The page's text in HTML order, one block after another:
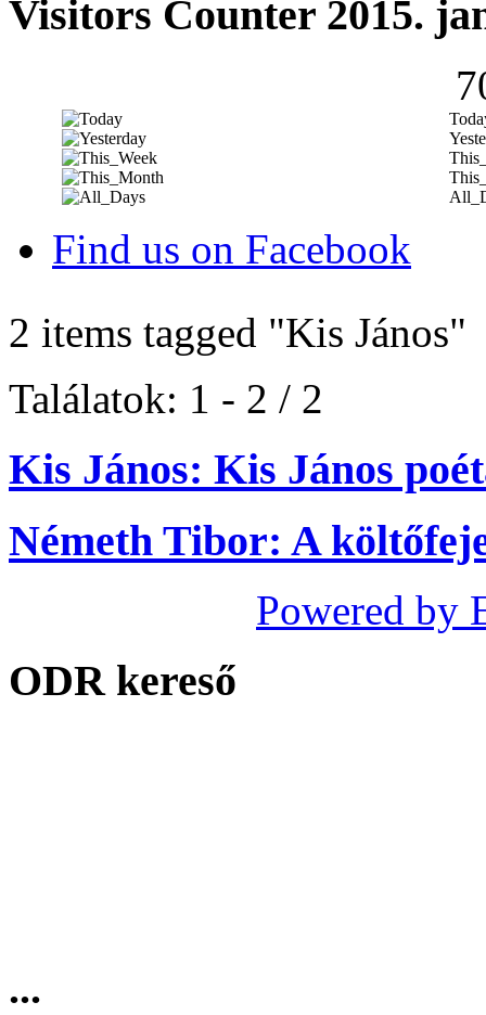
Visitors Counter 2015.
Find us on Facebook
2 items tagged "Kis János"
Találatok: 1 - 2 / 2
Kis János: Kis János
Németh Tibor: A
Powered by
ODR kereső
...